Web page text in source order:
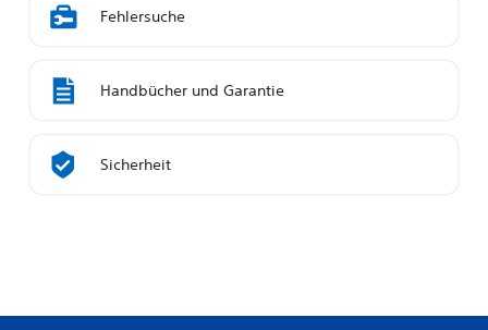
Fehlersuche
Handbücher und Garantie
Sicherheit